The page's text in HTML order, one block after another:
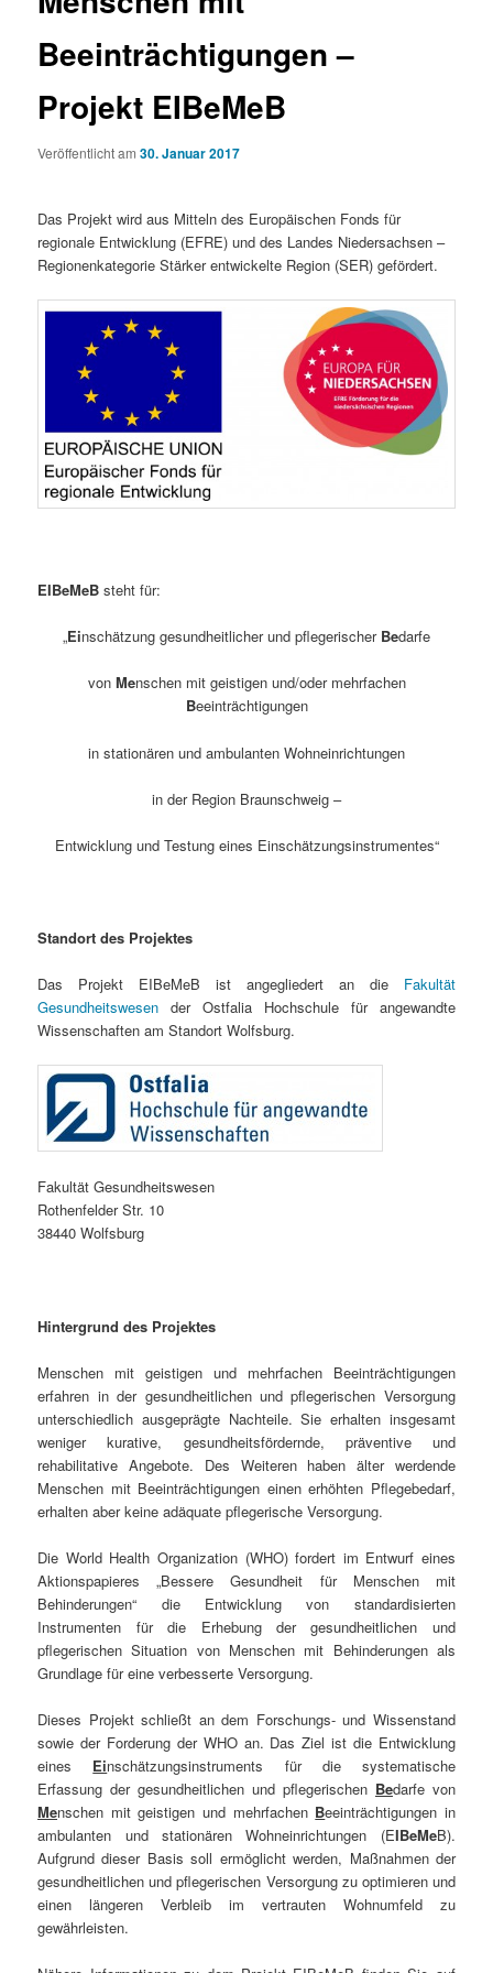
Beeinträchtigungen –
Projekt EIBeMeB
Veröffentlicht am30. Januar 2017
Das Projekt wird aus Mitteln des Europäischen Fonds für
regionale Entwicklung (EFRE) und des Landes Niedersachsen –
Regionenkategorie Stärker entwickelte Region (SER) gefördert.
EIBeMeB steht für:
„Einschätzung gesundheitlicher und pflegerischer Bedarfe
von Menschen mit geistigen und/oder mehrfachen
Beeinträchtigungen
in stationären und ambulanten Wohneinrichtungen
in der Region Braunschweig –
Entwicklung und Testung eines Einschätzungsinstrumentes“
Standort des Projektes
Das Projekt EIBeMeB ist angegliedert an die Fakultät
Gesundheitswesen der Ostfalia Hochschule für angewandte
Wissenschaften am Standort Wolfsburg.
Fakultät Gesundheitswesen
Rothenfelder Str. 10
38440 Wolfsburg
Hintergrund des Projektes
Menschen mit geistigen und mehrfachen Beeinträchtigungen
erfahren in der gesundheitlichen und pflegerischen Versorgung
unterschiedlich ausgeprägte Nachteile. Sie erhalten insgesamt
weniger kurative, gesundheitsfördernde, präventive und
rehabilitative Angebote. Des Weiteren haben älter werdende
Menschen mit Beeinträchtigungen einen erhöhten Pflegebedarf,
erhalten aber keine adäquate pflegerische Versorgung.
Die World Health Organization (WHO) fordert im Entwurf eines
Aktionspapieres „Bessere Gesundheit für Menschen mit
Behinderungen“ die Entwicklung von standardisierten
Instrumenten für die Erhebung der gesundheitlichen und
pflegerischen Situation von Menschen mit Behinderungen als
Grundlage für eine verbesserte Versorgung.
Dieses Projekt schließt an dem Forschungs- und Wissenstand
sowie der Forderung der WHO an. Das Ziel ist die Entwicklung
eines Einschätzungsinstruments für die systematische
Erfassung der gesundheitlichen und pflegerischen Bedarfe von
Menschen mit geistigen und mehrfachen Beeinträchtigungen in
ambulanten und stationären Wohneinrichtungen (EIBeMeB).
Aufgrund dieser Basis soll ermöglicht werden, Maßnahmen der
gesundheitlichen und pflegerischen Versorgung zu optimieren und
einen längeren Verbleib im vertrauten Wohnumfeld zu
gewährleisten.